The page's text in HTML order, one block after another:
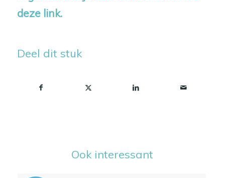
deze link.
Deel dit stuk
Ook interessant